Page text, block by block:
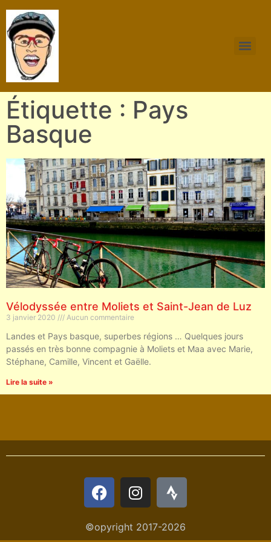
Étiquette : Pays
Basque
Vélodyssée entre Moliets et Saint-Jean de Luz
3 janvier 2020 Aucun commentaire
Landes et Pays basque, superbes régions … Quelques jours
passés en très bonne compagnie à Moliets et Maa avec Marie,
Stéphane, Camille, Vincent et Gaëlle.
Lire la suite »
©opyright 2017-2026